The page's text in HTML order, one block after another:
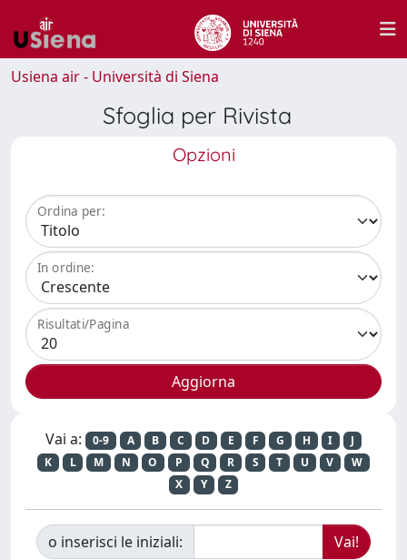
Usiena air - Università di Siena
Sfoglia per Rivista
Opzioni
Ordina per:
In ordine:
Risultati/Pagina
Vai a: 0-9 A B C D E F G H I
J
K
L M N O P Q R S T U V
W
X
Y Z
o inserisci le iniziali: